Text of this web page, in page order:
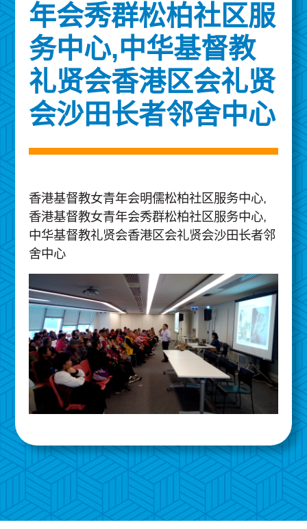
年会秀群松柏社区服
务中心,中华基督教
礼贤会香港区会礼贤
会沙田长者邻舍中心
香港基督教女青年会明儒松柏社区服务中心,
香港基督教女青年会秀群松柏社区服务中心,
中华基督教礼贤会香港区会礼贤会沙田长者邻
舍中心